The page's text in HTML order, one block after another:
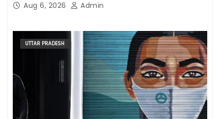
Aug 6, 2026 Admin
UTTAR PRADESH